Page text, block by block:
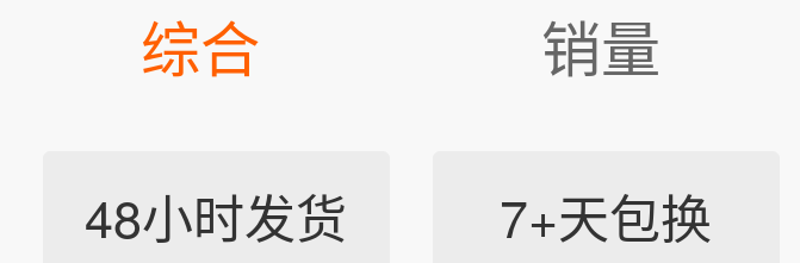
综合 销量
48小时发货 7+天包换